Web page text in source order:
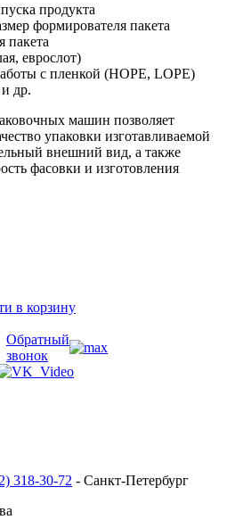
продукта
формирователя пакета
пакета
еврослот)
с пленкой (HOPE, LOPE)
др.
машин позволяет
упаковки изготавливаемой
внешний вид, а также
фасовки и изготовления
в корзину
Обратный
звонок
318-30-72 - Санкт-Петербург